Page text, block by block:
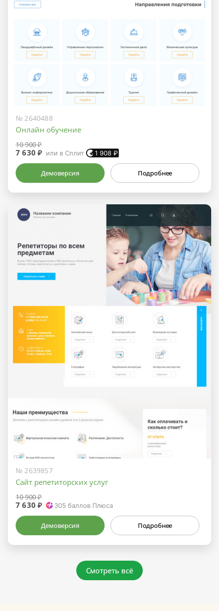
№ 2640488
Онлайн обучение
10 900 ₽
7 630 ₽ или в Сплит 1 908 ₽
Демоверсия Подробнее
№ 2639857
Сайт репетиторских услуг
10 900 ₽
7 630 ₽ 305 баллов Плюса
Демоверсия Подробнее
Смотреть всё